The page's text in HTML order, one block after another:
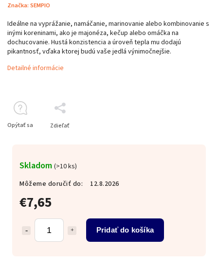
Značka: SEMPIO
€7,65
Pridať do košíka
Skladom (>10 ks)
Môžeme doručiť do:
12.8.2026
Ideálne na vyprážanie, namáčanie, marinovanie alebo kombinovanie s
inými koreninami, ako je majonéza, kečup alebo omáčka na
dochucovanie. Hustá konzistencia a úroveň tepla mu dodajú
pikantnosť, vďaka ktorej budú vaše jedlá výnimočnejšie.
Detailné informácie
Opýtať sa Zdieľať